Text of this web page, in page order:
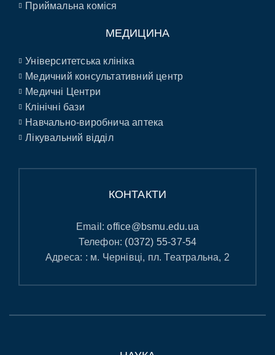
Приймальна коміся
МЕДИЦИНА
Університетська клініка
Медичний консультативний центр
Медичні Центри
Клінічні бази
Навчально-виробнича аптека
Лікувальний відділ
КОНТАКТИ
Email:office@bsmu.edu.ua
Телефон: (0372) 55-37-54
Адреса: : м. Чернівці, пл. Театральна, 2